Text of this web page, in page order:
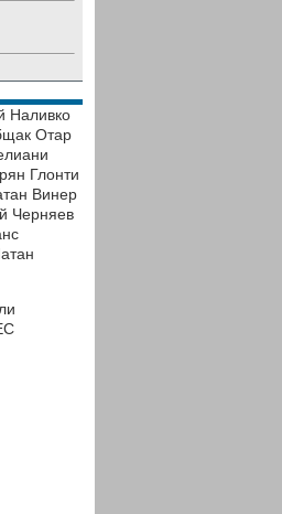
Наливко
Отар
Глонти
Винер
Черняев